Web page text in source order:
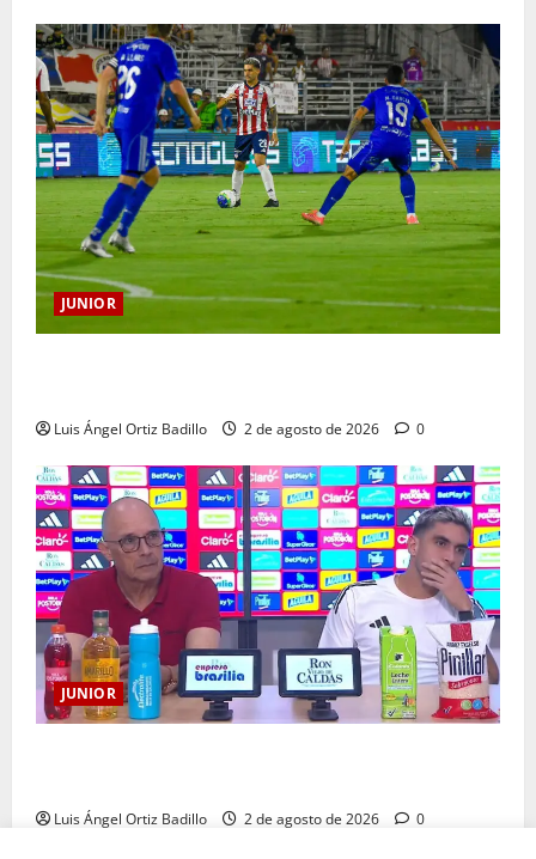
JUNIOR
Luis Ángel Ortiz Badillo 2 de agosto de 2026 0
JUNIOR
Luis Ángel Ortiz Badillo 2 de agosto de 2026 0